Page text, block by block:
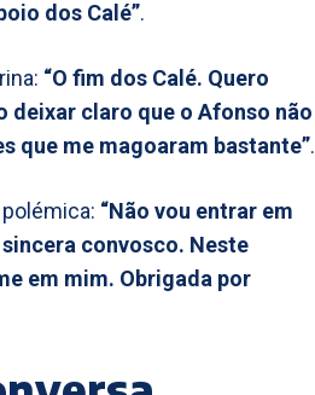
dos Calé”.
“O fim dos Calé. Quero
deixar claro que o Afonso não
que me magoaram bastante”.
“Não vou entrar em
convosco. Neste
em mim. Obrigada por